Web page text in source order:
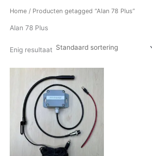
Home / Producten getagged “Alan 78 Plus”
Alan 78 Plus
Enig resultaat